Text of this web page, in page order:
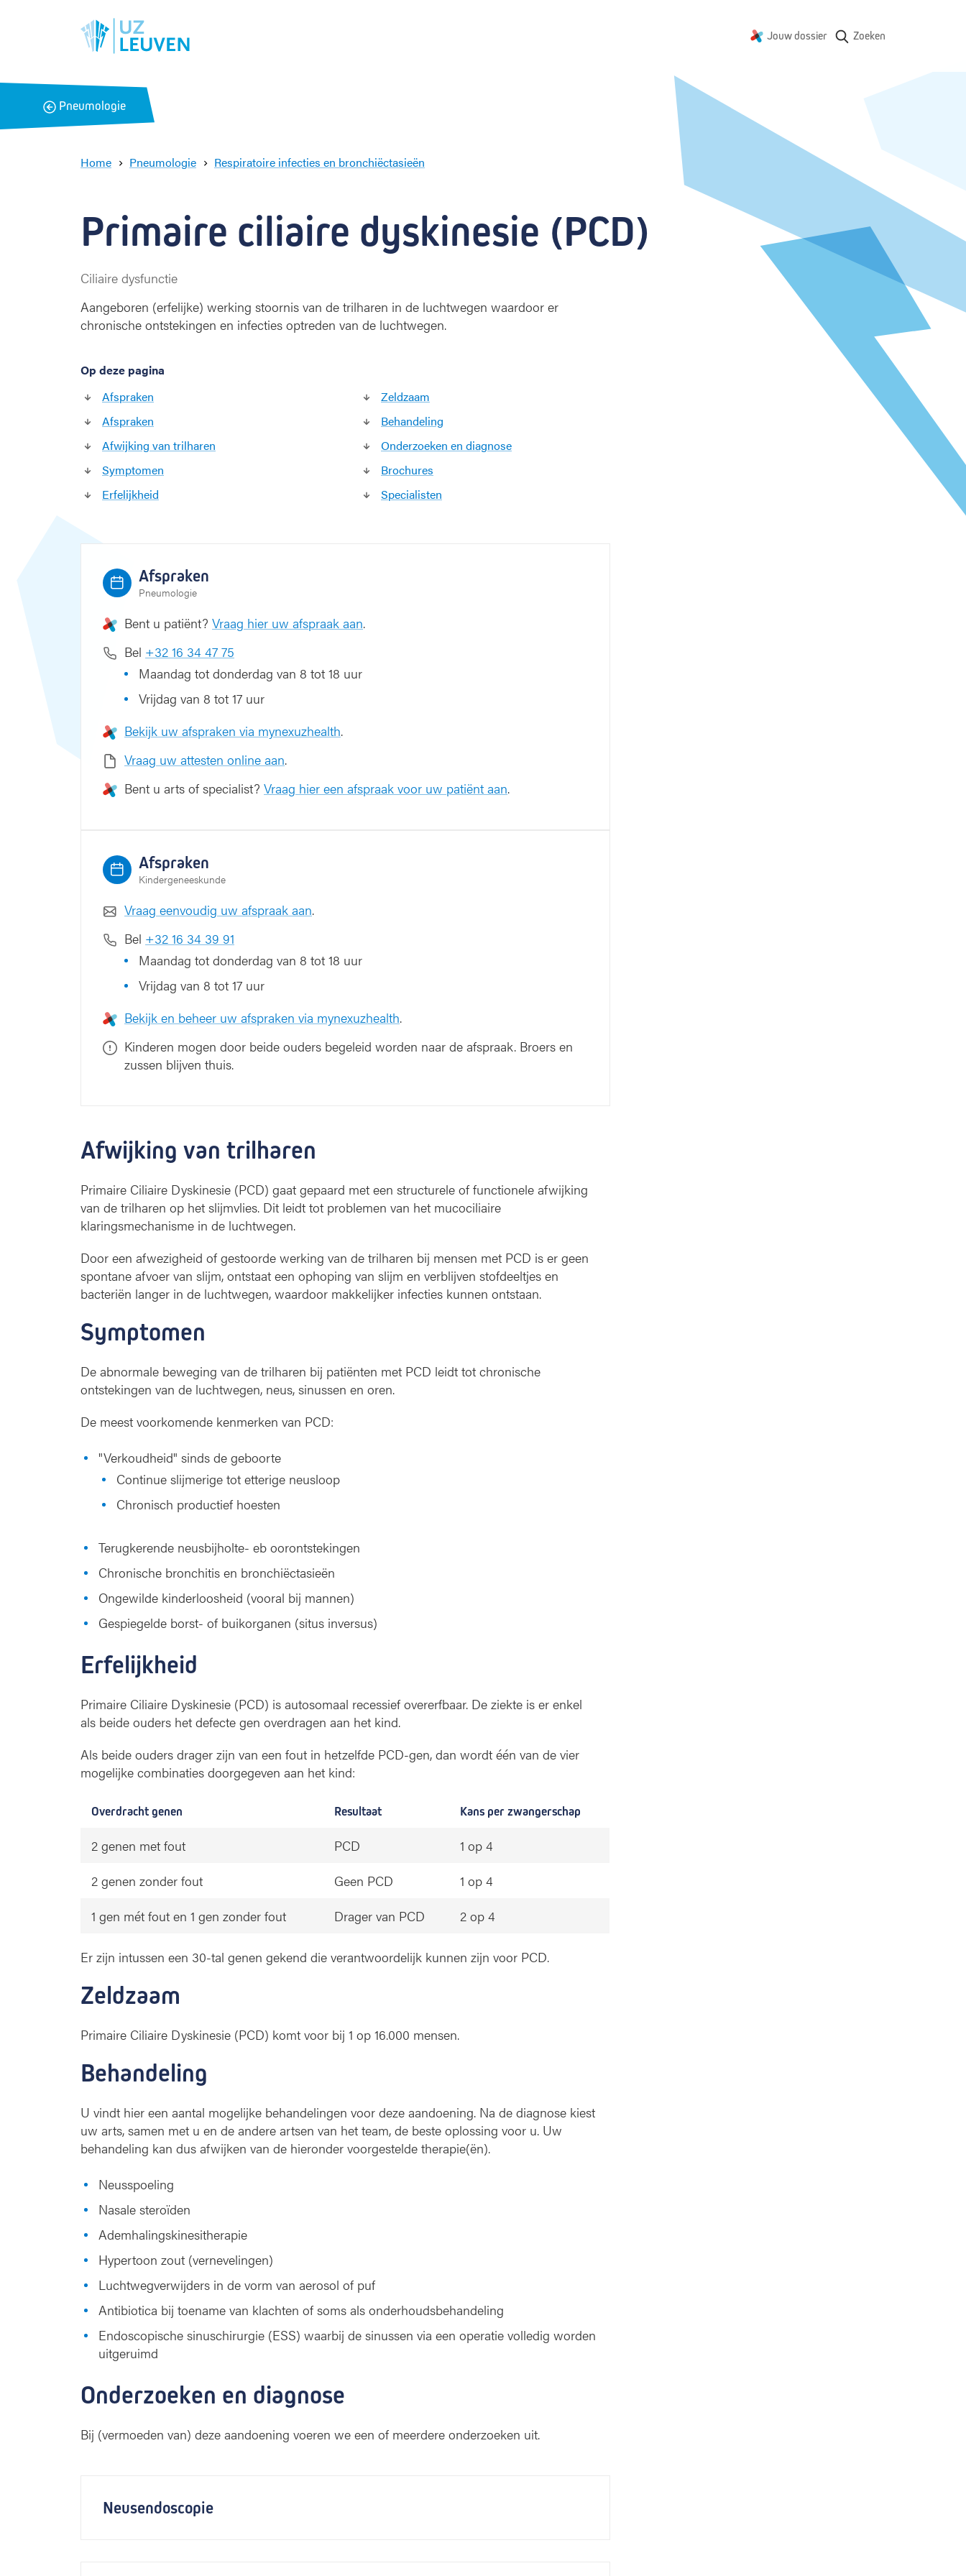
Jouw dossier Zoeken
B
a
Pneumologie
Home Pneumologie Respiratoire infecties en bronchiëctasieën
m
a
i
l
r
d
y
k
i
n
Primaire ciliaire dyskinesie (PCD)
Ciliaire dysfunctie
Aangeboren (erfelijke) werking stoornis van de trilharen in de luchtwegen waardoor er
chronische ontstekingen en infecties optreden van de luchtwegen.
Op deze pagina
Afspraken
Afspraken
Afwijking van trilharen
Symptomen
Erfelijkheid
Zeldzaam
Behandeling
Onderzoeken en diagnose
Brochures
Specialisten
Afspraken
Pneumologie
Bent u patiënt? Vraag hier uw afspraak aan.
Bel +32 16 34 47 75
Maandag tot donderdag van 8 tot 18 uur
Vrijdag van 8 tot 17 uur
Bekijk uw afspraken via mynexuzhealth.
Vraag uw attesten online aan.
Bent u arts of specialist? Vraag hier een afspraak voor uw patiënt aan.
Afspraken
Kindergeneeskunde
Vraag eenvoudig uw afspraak aan.
Bel +32 16 34 39 91
Maandag tot donderdag van 8 tot 18 uur
Vrijdag van 8 tot 17 uur
Bekijk en beheer uw afspraken via mynexuzhealth.
Kinderen mogen door beide ouders begeleid worden naar de afspraak. Broers en
zussen blijven thuis.
Afwijking van trilharen
Primaire Ciliaire Dyskinesie (PCD) gaat gepaard met een structurele of functionele afwijking
van de trilharen op het slijmvlies. Dit leidt tot problemen van het mucociliaire
klaringsmechanisme in de luchtwegen.
Door een afwezigheid of gestoorde werking van de trilharen bij mensen met PCD is er geen
spontane afvoer van slijm, ontstaat een ophoping van slijm en verblijven stofdeeltjes en
bacteriën langer in de luchtwegen, waardoor makkelijker infecties kunnen ontstaan.
Symptomen
De abnormale beweging van de trilharen bij patiënten met PCD leidt tot chronische
ontstekingen van de luchtwegen, neus, sinussen en oren.
De meest voorkomende kenmerken van PCD:
"Verkoudheid" sinds de geboorte
Continue slijmerige tot etterige neusloop
Chronisch productief hoesten
Terugkerende neusbijholte- eb oorontstekingen
Chronische bronchitis en bronchiëctasieën
Ongewilde kinderloosheid (vooral bij mannen)
Gespiegelde borst- of buikorganen (situs inversus)
Erfelijkheid
Primaire Ciliaire Dyskinesie (PCD) is autosomaal recessief overerfbaar. De ziekte is er enkel
als beide ouders het defecte gen overdragen aan het kind.
Als beide ouders drager zijn van een fout in hetzelfde PCD-gen, dan wordt één van de vier
mogelijke combinaties doorgegeven aan het kind:
Overdracht genen Resultaat Kans per zwangerschap
2 genen met fout PCD
1 op 4
2 genen zonder fout
Geen PCD
1 op 4
1 gen mét fout en 1 gen zonder fout
Drager van PCD 2 op 4
Er zijn intussen een 30-tal genen gekend die verantwoordelijk kunnen zijn voor PCD.
Zeldzaam
Primaire Ciliaire Dyskinesie (PCD) komt voor bij 1 op 16.000 mensen.
Behandeling
U vindt hier een aantal mogelijke behandelingen voor deze aandoening. Na de diagnose kiest
uw arts, samen met u en de andere artsen van het team, de beste oplossing voor u. Uw
behandeling kan dus afwijken van de hieronder voorgestelde therapie(ën).
Neusspoeling
Nasale steroïden
Ademhalingskinesitherapie
Hypertoon zout (vernevelingen)
Luchtwegverwijders in de vorm van aerosol of puf
Antibiotica bij toename van klachten of soms als onderhoudsbehandeling
Endoscopische sinuschirurgie (ESS) waarbij de sinussen via een operatie volledig worden
uitgeruimd
Onderzoeken en diagnose
Bij (vermoeden van) deze aandoening voeren we een of meerdere onderzoeken uit.
Neusendoscopie